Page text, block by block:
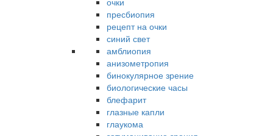
пресбиопия
рецепт на очки
синий свет
амблиопия
анизометропия
бинокулярное зрение
биологические часы
блефарит
глазные капли
глаукома